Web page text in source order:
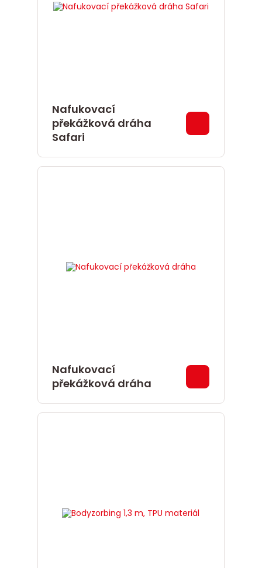
Nafukovací
překážková dráha
Safari
Nafukovací
překážková dráha